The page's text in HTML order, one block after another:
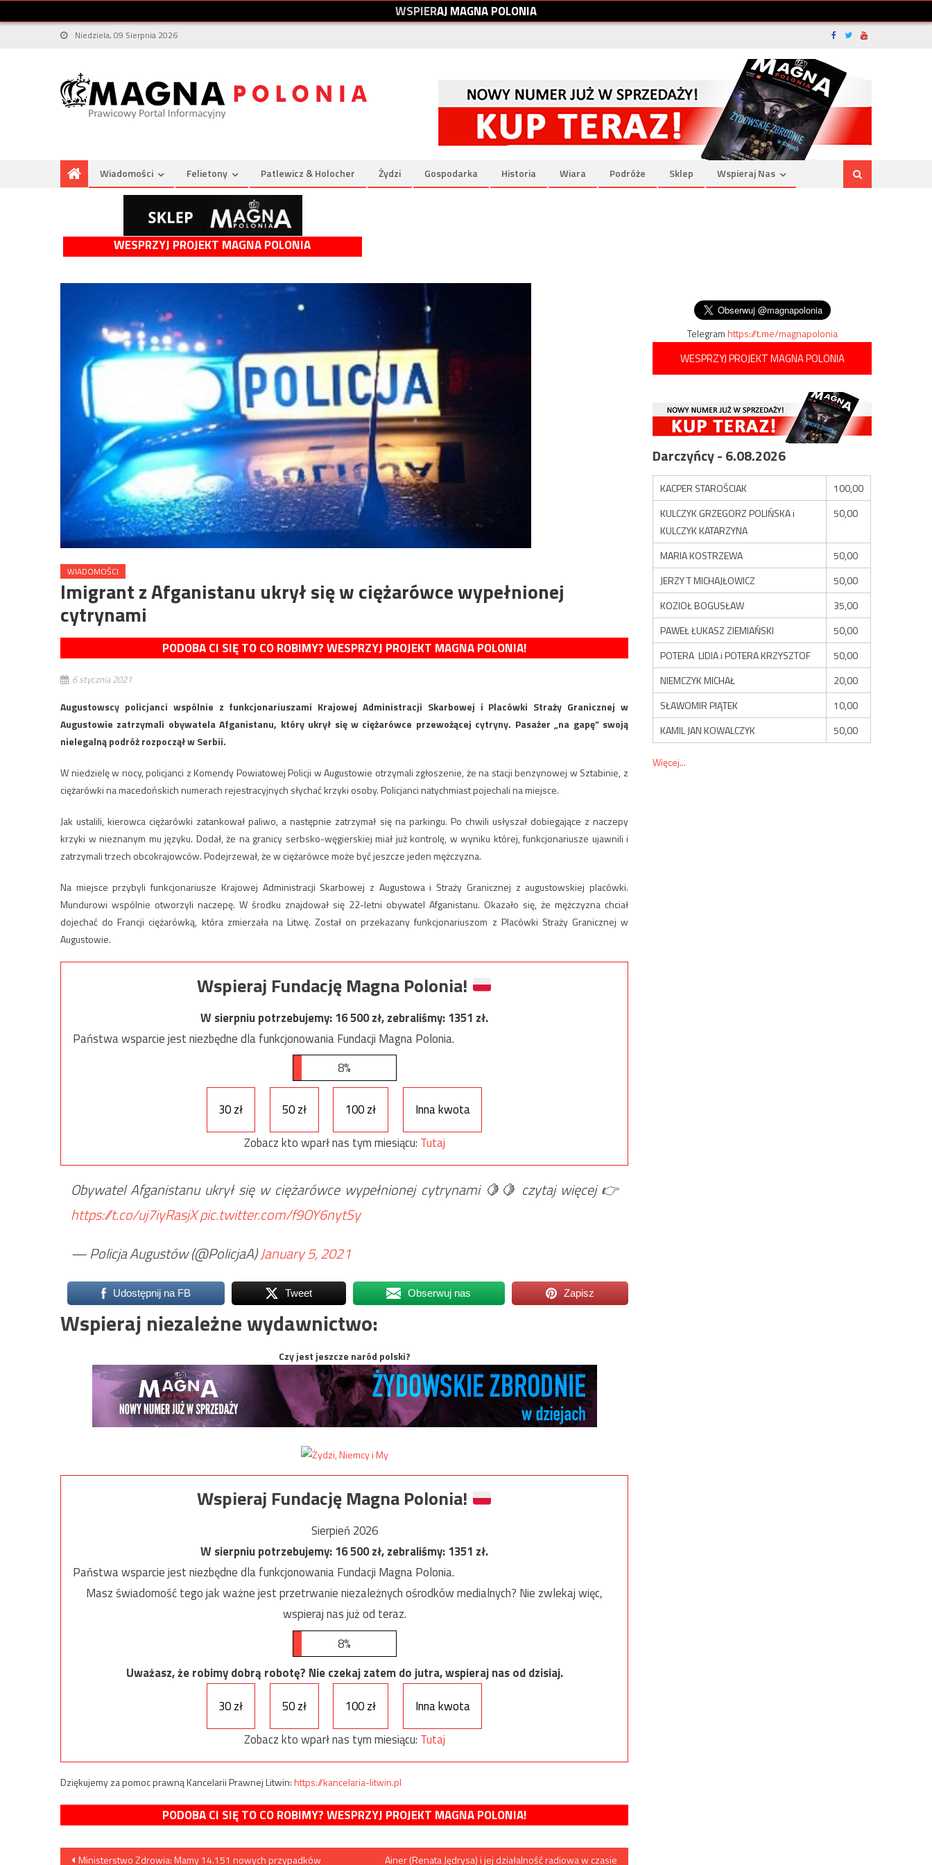
WSPIERAJMAGNAPOLONIA
Niedziela, 09 Sierpnia 2026
Wiadomości Felietony Patlewicz & Holocher Żydzi Gospodarka Historia Wiara Podróże Sklep Wspieraj Nas
WESPRZYJ PROJEKT MAGNA POLONIA
WIADOMOŚCI
Imigrant z Afganistanu ukrył się w ciężarówce wypełnionej
cytrynami
PODOBA CI SIĘ TO CO ROBIMY? WESPRZYJ PROJEKT MAGNA POLONIA!
6 stycznia 2021
Augustowscy policjanci wspólnie z funkcjonariuszami Krajowej Administracji Skarbowej i Placówki Straży Granicznej w
Augustowie zatrzymali obywatela Afganistanu, który ukrył się w ciężarówce przewożącej cytryny. Pasażer „na gapę” swoją
nielegalną podróż rozpoczął w Serbii.
W niedzielę w nocy, policjanci z Komendy Powiatowej Policji w Augustowie otrzymali zgłoszenie, że na stacji benzynowej w Sztabinie, z
ciężarówki na macedońskich numerach rejestracyjnych słychać krzyki osoby. Policjanci natychmiast pojechali na miejsce.
Jak ustalili, kierowca ciężarówki zatankował paliwo, a następnie zatrzymał się na parkingu. Po chwili usłyszał dobiegające z naczepy
krzyki w nieznanym mu języku. Dodał, że na granicy serbsko-węgierskiej miał już kontrolę, w wyniku której, funkcjonariusze ujawnili i
zatrzymali trzech obcokrajowców. Podejrzewał, że w ciężarówce może być jeszcze jeden mężczyzna.
Na miejsce przybyli funkcjonariusze Krajowej Administracji Skarbowej z Augustowa i Straży Granicznej z augustowskiej placówki.
Mundurowi wspólnie otworzyli naczepę. W środku znajdował się 22-letni obywatel Afganistanu. Okazało się, że mężczyzna chciał
dojechać do Francji ciężarówką, która zmierzała na Litwę. Został on przekazany funkcjonariuszom z Placówki Straży Granicznej w
Augustowie.
Wspieraj Fundację Magna Polonia!
W sierpniu potrzebujemy:16 500zł, zebraliśmy:1351 zł.
Państwa wsparcie jest niezbędne dla funkcjonowania Fundacji Magna Polonia.
8%
30 zł 50 zł 100 zł
Inna kwota
Zobacz kto wparł nas tym miesiącu: Tutaj
Obywatel Afganistanu ukrył się w ciężarówce wypełnionej cytrynami 🍋🍋 czytaj więcej 👉
https://t.co/uj7iyRasjXpic.twitter.com/f9OY6nytSy
— Policja Augustów (@PolicjaA)January 5, 2021
Udostępnij na FB Tweet Obserwuj nas Zapisz
Wspieraj niezależne wydawnictwo:
Czy jest jeszcze naród polski?
Wspieraj Fundację Magna Polonia!
Sierpień 2026
W sierpniu potrzebujemy:16 500zł, zebraliśmy:1351 zł.
Państwa wsparcie jest niezbędne dla funkcjonowania Fundacji Magna Polonia.
Masz świadomość tego jak ważne jest przetrwanie niezależnych ośrodków medialnych? Nie zwlekaj więc,
wspieraj nas już od teraz.
8%
Uważasz, że robimy dobrą robotę? Nie czekaj zatem do jutra, wspieraj nas od dzisiaj.
30 zł
50 zł 100 zł
Inna kwota
Zobacz kto wparł nas tym miesiącu: Tutaj
Dziękujemy za pomoc prawną Kancelarii Prawnej Litwin:https://kancelaria-litwin.pl
PODOBA CI SIĘ TO CO ROBIMY? WESPRZYJ PROJEKT MAGNA POLONIA!
Ministerstwo Zdrowia: Mamy 14.151 nowych przypadków Ainer (Renata Jędrysa) i jej działalność radiowa w czasie
Telegramhttps://t.me/magnapolonia
WESPRZYJ PROJEKT MAGNA POLONIA
Darczyńcy - 6.08.2026
KACPER STAROŚCIAK
100,00
KULCZYK GRZEGORZ POLIŃSKA i
KULCZYK KATARZYNA
50,00
MARIA KOSTRZEWA
50,00
JERZY T MICHAJŁOWICZ
50,00
KOZIOŁ BOGUSŁAW
35,00
PAWEŁ ŁUKASZ ZIEMIAŃSKI
50,00
POTERA LIDIA i POTERA KRZYSZTOF
50,00
NIEMCZYK MICHAŁ
20,00
SŁAWOMIR PIĄTEK
10,00
KAMIL JAN KOWALCZYK
50,00
Więcej...